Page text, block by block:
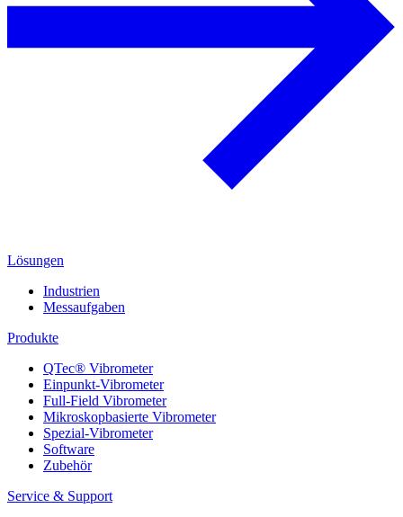
Lösungen
Industrien
Messaufgaben
Produkte
QTec® Vibrometer
Einpunkt-Vibrometer
Full-Field Vibrometer
Mikroskopbasierte Vibrometer
Spezial-Vibrometer
Software
Zubehör
Service & Support